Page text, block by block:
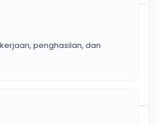
penghasilan, dan